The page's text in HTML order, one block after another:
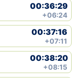
00:36:29
+06:24
00:37:16
+07:11
00:38:20
+08:15